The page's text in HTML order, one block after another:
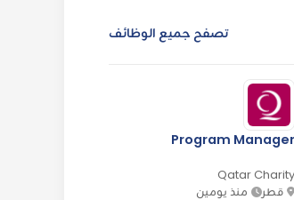
تصفح جميع الوظائف
Program Manager
Qatar Charity
قطر منذ يومين